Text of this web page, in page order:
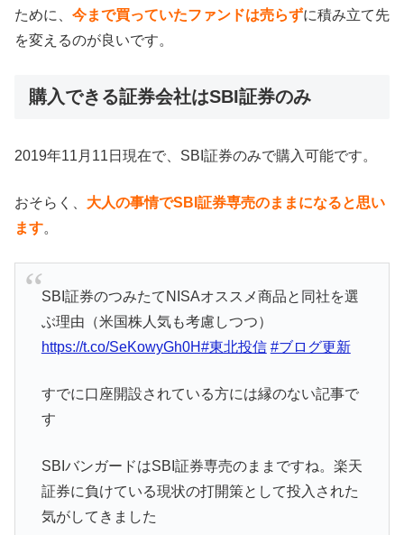
ために、 今まで買っていたファンドは売らずに積み立て先
を変えるのが良いです。
購入できる証券会社はSBI証券のみ
2019年11月11日現在で、SBI証券のみで購入可能です。
おそらく、 大人の事情でSBI証券専売のままになると思い
ます。
SBI証券のつみたてNISAオススメ商品と同社を選
ぶ理由（米国株人気も考慮しつつ）
https://t.co/SeKowyGh0H#東北投信 #ブログ更新
すでに口座開設されている方には縁のない記事で
す
SBIバンガードはSBI証券専売のままですね。楽天
証券に負けている現状の打開策として投入された
気がしてきました